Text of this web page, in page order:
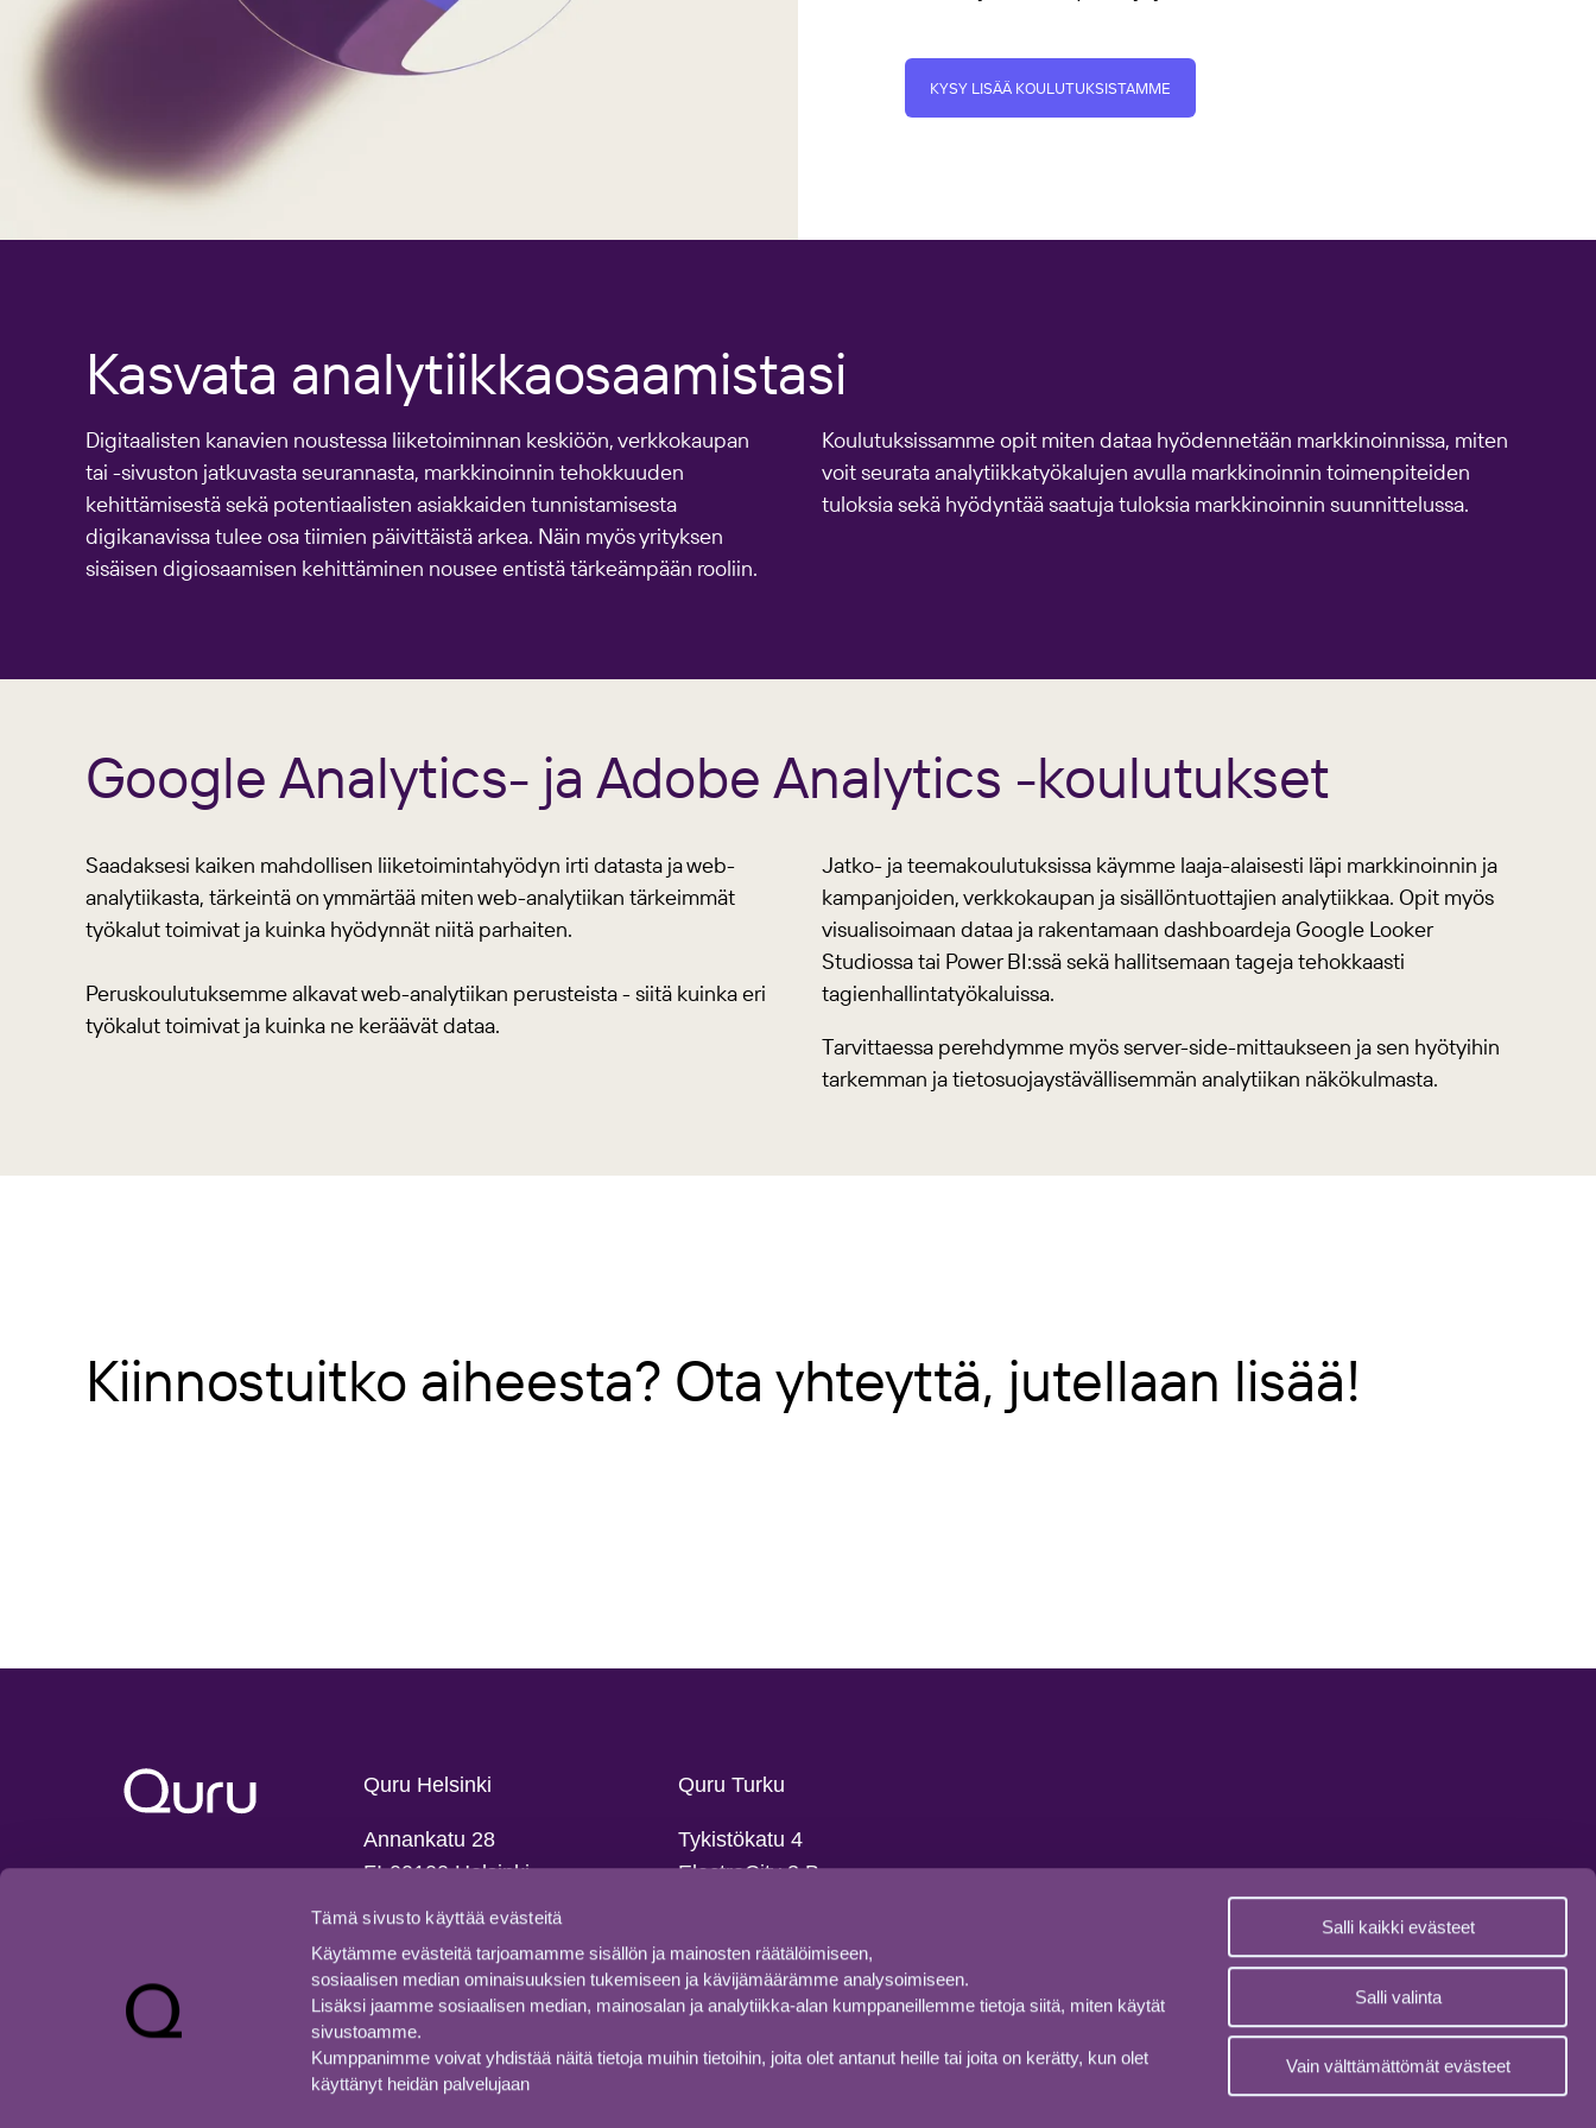
Tämä sivusto käyttää evästeitä
Käytämme evästeitä tarjoamamme sisällön ja mainosten räätälöimiseen,
sosiaalisen median ominaisuuksien tukemiseen ja kävijämäärämme analysoimiseen.
Lisäksi jaamme sosiaalisen median, mainosalan ja analytiikka-alan kumppaneillemme tietoja siitä, miten käytät
sivustoamme.
Kumppanimme voivat yhdistää näitä tietoja muihin tietoihin, joita olet antanut heille tai joita on kerätty, kun olet
käyttänyt heidän palvelujaan
Salli kaikki evästeet
Salli valinta
Vain välttämättömät evästeet
KYSY LISÄÄ KOULUTUKSISTAMME
Kasvata analytiikkaosaamistasi
Digitaalisten kanavien noustessa liiketoiminnan keskiöön, verkkokaupan
tai -sivuston jatkuvasta seurannasta, markkinoinnin tehokkuuden
kehittämisestä sekä potentiaalisten asiakkaiden tunnistamisesta
digikanavissa tulee osa tiimien päivittäistä arkea. Näin myös yrityksen
sisäisen digiosaamisen kehittäminen nousee entistä tärkeämpään rooliin.
Koulutuksissamme opit miten dataa hyödennetään markkinoinnissa, miten
voit seurata analytiikkatyökalujen avulla markkinoinnin toimenpiteiden
tuloksia sekä hyödyntää saatuja tuloksia markkinoinnin suunnittelussa.
Google Analytics- ja Adobe Analytics -koulutukset
Saadaksesi kaiken mahdollisen liiketoimintahyödyn irti datasta ja web-
analytiikasta, tärkeintä on ymmärtää miten web-analytiikan tärkeimmät
työkalut toimivat ja kuinka hyödynnät niitä parhaiten.
Peruskoulutuksemme alkavat web-analytiikan perusteista - siitä kuinka eri
työkalut toimivat ja kuinka ne keräävät dataa.
Jatko- ja teemakoulutuksissa käymme laaja-alaisesti läpi markkinoinnin ja
kampanjoiden, verkkokaupan ja sisällöntuottajien analytiikkaa. Opit myös
visualisoimaan dataa ja rakentamaan dashboardeja Google Looker
Studiossa tai Power BI:ssä sekä hallitsemaan tageja tehokkaasti
tagienhallintatyökaluissa.
Tarvittaessa perehdymme myös server-side-mittaukseen ja sen hyötyihin
tarkemman ja tietosuojaystävällisemmän analytiikan näkökulmasta.
Kiinnostuitko aiheesta? Ota yhteyttä, jutellaan lisää!
Quru Helsinki
Annankatu 28
FI-00100 Helsinki
info@quru.fi
Quru Turku
Tykistökatu 4
ElectroCity 3 B
+358 9 695 7710